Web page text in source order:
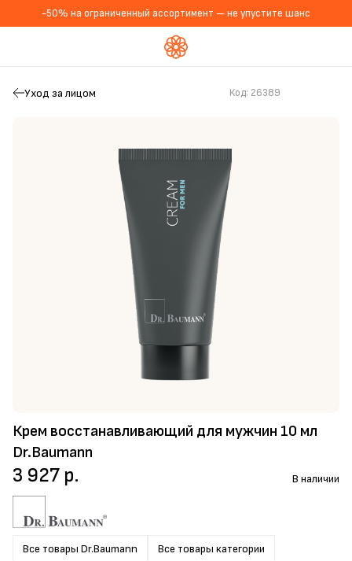
-50% на ограниченный ассортимент — не упустите шанс
Уход за лицом
Крем восстанавливающий для мужчин 10 мл
Dr.Baumann
Код: 26389
Все товары Dr.Baumann Все товары категории
3 927 р. В наличии